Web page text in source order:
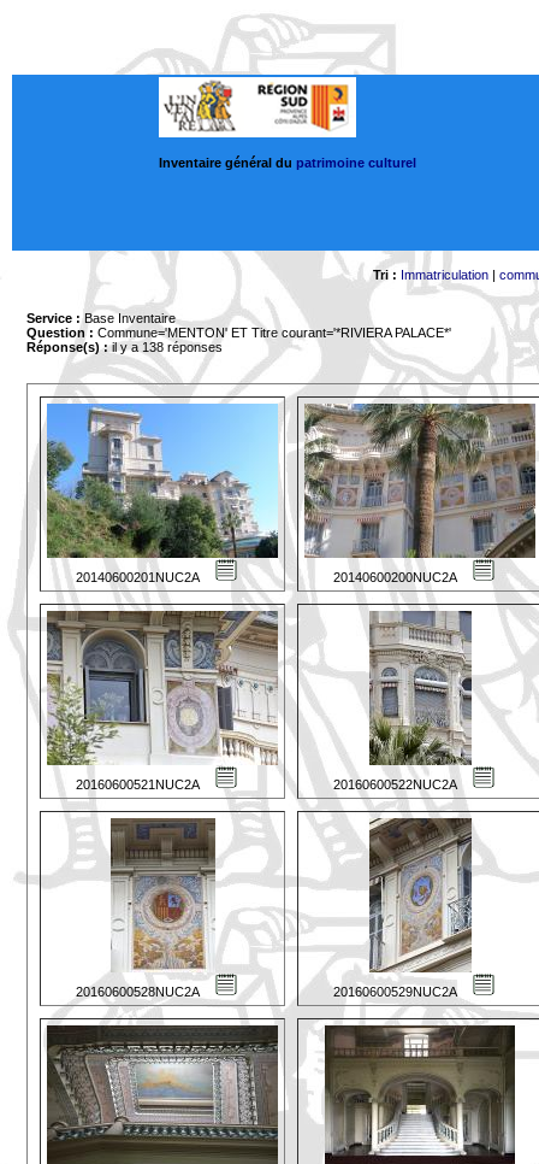
Inventaire général du patrimoine culturel
Tri : Immatriculation|
Service : Base Inventaire
Question : Commune='MENTON' ET Titre courant='*RIVIERA PALACE*'
Réponse(s) :il y a 138 réponses
20140600201NUC2A 20140600200NUC2A
20160600521NUC2A 20160600522NUC2A
20160600528NUC2A 20160600529NUC2A